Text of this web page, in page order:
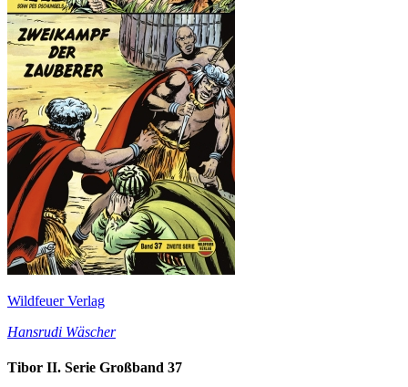
Wildfeuer Verlag
Hansrudi Wäscher
Tibor II. Serie Großband 37